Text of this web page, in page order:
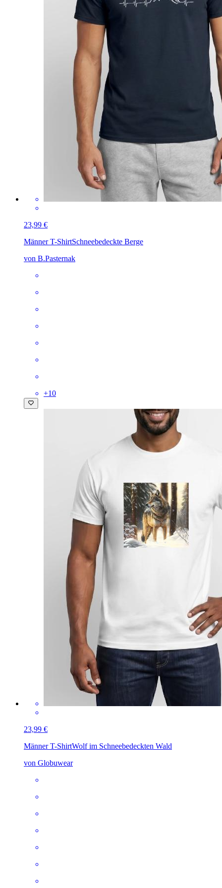
23,99 €
Männer T-ShirtSchneebedeckte Berge
von B.Pasternak
+10
23,99 €
Männer T-ShirtWolf im Schneebedeckten Wald
von Globuwear